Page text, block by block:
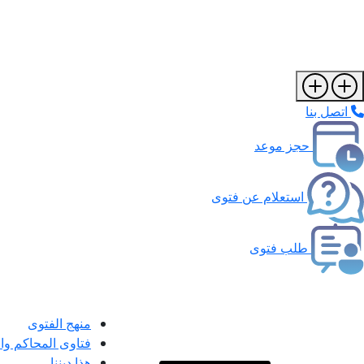
اتصل بنا
حجز موعد
استعلام عن فتوى
طلب فتوى
منهج الفتوى
فتاوى المحاكم